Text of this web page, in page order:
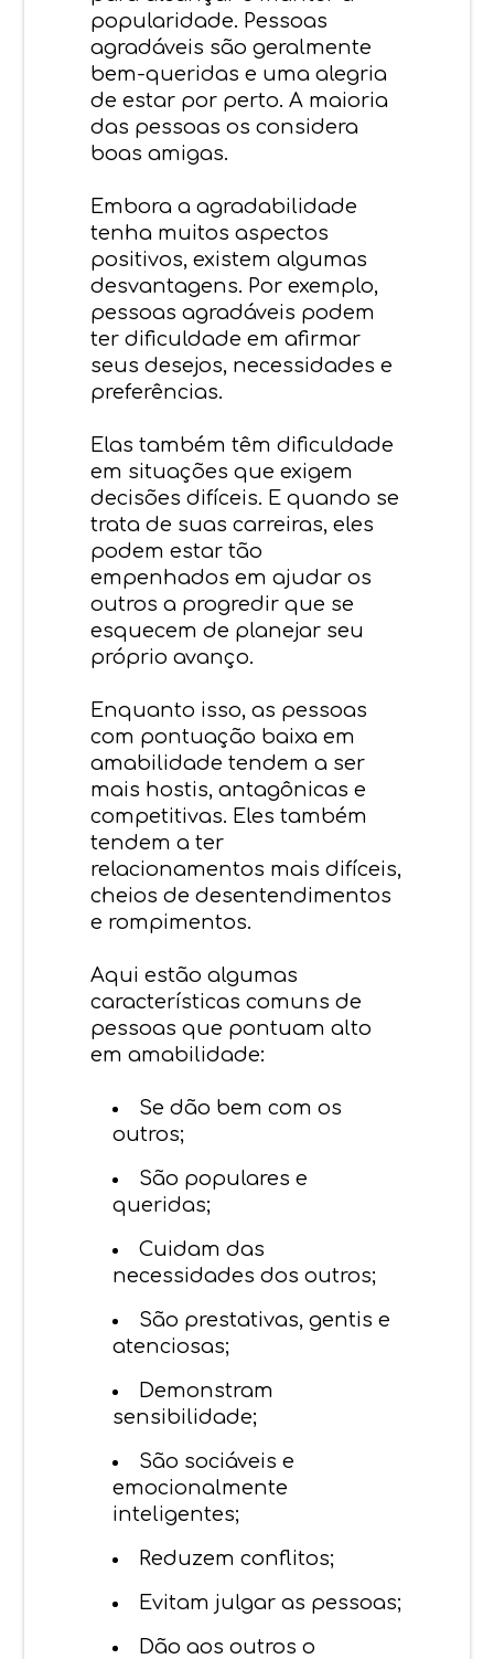
popularidade. Pessoas
agradáveis ​​são geralmente
bem-queridas e uma alegria
de estar por perto. A maioria
das pessoas os considera
boas amigas.
Embora a agradabilidade
tenha muitos aspectos
positivos, existem algumas
desvantagens. Por exemplo,
pessoas agradáveis ​​podem
ter dificuldade em afirmar
seus desejos, necessidades e
preferências.
Elas também têm dificuldade
em situações que exigem
decisões difíceis. E quando se
trata de suas carreiras, eles
podem estar tão
empenhados em ajudar os
outros a progredir que se
esquecem de planejar seu
próprio avanço.
Enquanto isso, as pessoas
com pontuação baixa em
amabilidade tendem a ser
mais hostis, antagônicas e
competitivas. Eles também
tendem a ter
relacionamentos mais difíceis,
cheios de desentendimentos
e rompimentos.
Aqui estão algumas
características comuns de
pessoas que pontuam alto
em amabilidade:
Se dão bem com os
outros;
São populares e
queridas;
Cuidam das
necessidades dos outros;
São prestativas, gentis e
atenciosas;
Demonstram
sensibilidade;
São sociáveis e
emocionalmente
inteligentes;
Reduzem conflitos;
Evitam julgar as pessoas;
Dão aos outros o